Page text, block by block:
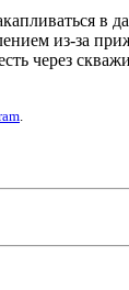
в
из-за
через